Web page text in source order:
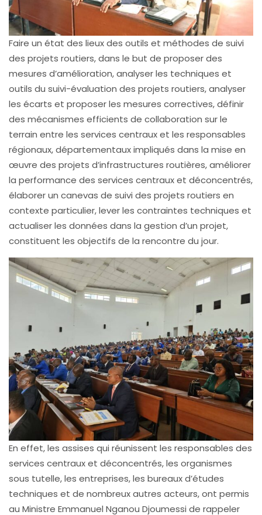
Faire un état des lieux des outils et méthodes de suivi
des projets routiers, dans le but de proposer des
mesures d’amélioration, analyser les techniques et
outils du suivi-évaluation des projets routiers, analyser
les écarts et proposer les mesures correctives, définir
des mécanismes efficients de collaboration sur le
terrain entre les services centraux et les responsables
régionaux, départementaux impliqués dans la mise en
œuvre des projets d’infrastructures routières, améliorer
la performance des services centraux et déconcentrés,
élaborer un canevas de suivi des projets routiers en
contexte particulier, lever les contraintes techniques et
actualiser les données dans la gestion d’un projet,
constituent les objectifs de la rencontre du jour.
En effet, les assises qui réunissent les responsables des
services centraux et déconcentrés, les organismes
sous tutelle, les entreprises, les bureaux d’études
techniques et de nombreux autres acteurs, ont permis
au Ministre Emmanuel Nganou Djoumessi de rappeler